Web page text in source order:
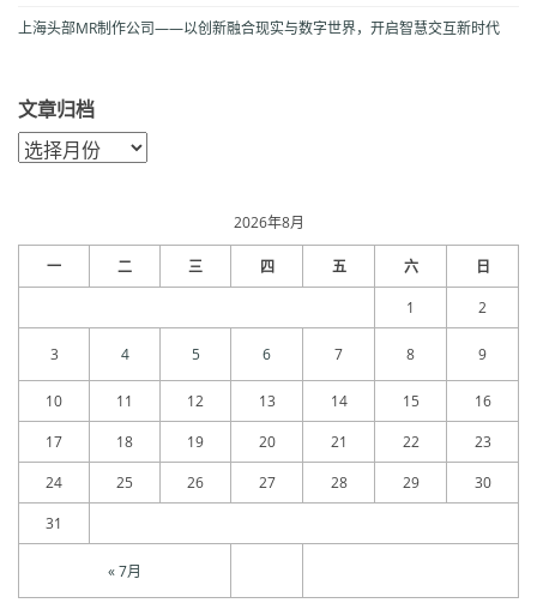
上海头部MR制作公司——以创新融合现实与数字世界，开启智慧交互新时代
文章归档
文
章
2026年8月
一 二 三 四 五 六 日
« 7月
1 2
3 4 5 6 7 8 9
10 11 12 13 14 15
16
17
18 19 20 21 22
23
24
25 26 27 28 29
30
31